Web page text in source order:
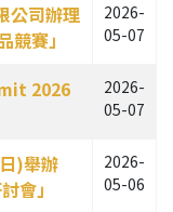
公司辦理
競賽」
2026-
05-07
2026
2026-
05-07
)舉辦
會」
2026-
05-06